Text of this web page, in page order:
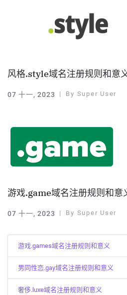
风格.style域名注册规则和意
07 十一, 2023 By Super User
游戏.game域名注册规则和意
07 十一, 2023 By Super User
游戏.games域名注册规则和意义
男同性恋.gay域名注册规则和意义
奢侈.luxe域名注册规则和意义